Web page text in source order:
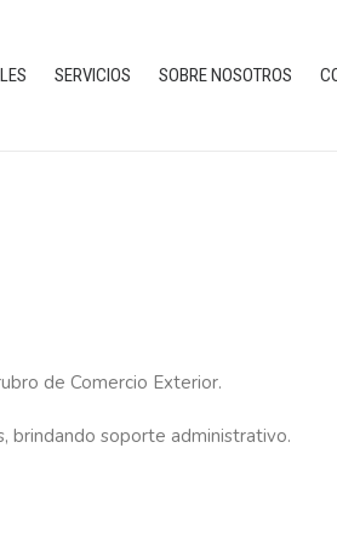
SERVICIOS SOBRE NOSOTROS
de Comercio Exterior.
brindando soporte administrativo.